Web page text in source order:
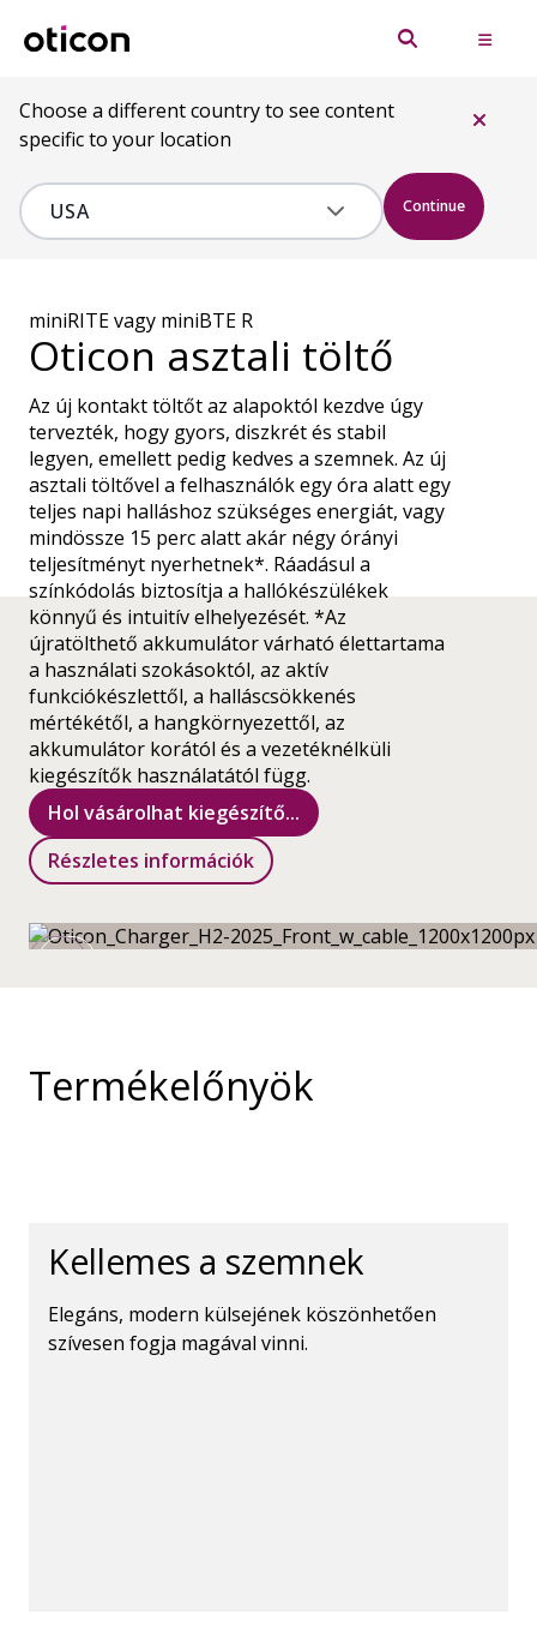
Choose a different country to see content
specific to your location
Continue
miniRITE vagy miniBTE R
Oticon asztali töltő
Az új kontakt töltőt az alapoktól kezdve úgy
tervezték, hogy gyors, diszkrét és stabil
legyen, emellett pedig kedves a szemnek. Az új
asztali töltővel a felhasználók egy óra alatt egy
teljes napi halláshoz szükséges energiát, vagy
mindössze 15 perc alatt akár négy órányi
teljesítményt nyerhetnek*. Ráadásul a
színkódolás biztosítja a hallókészülékek
könnyű és intuitív elhelyezését. *Az
újratölthető akkumulátor várható élettartama
a használati szokásoktól, az aktív
funkciókészlettől, a halláscsökkenés
mértékétől, a hangkörnyezettől, az
akkumulátor korától és a vezetéknélküli
kiegészítők használatától függ.
Hol vásárolhat kiegészítő...
Részletes információk
Termékelőnyök
Kellemes a szemnek
Elegáns, modern külsejének köszönhetően
szívesen fogja magával vinni.